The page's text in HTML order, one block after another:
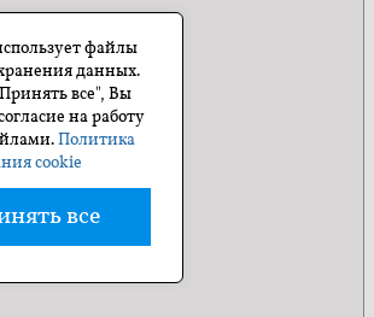
САЙТА
файлы
данных.
все", Вы
на работу
Политика
cookie
все